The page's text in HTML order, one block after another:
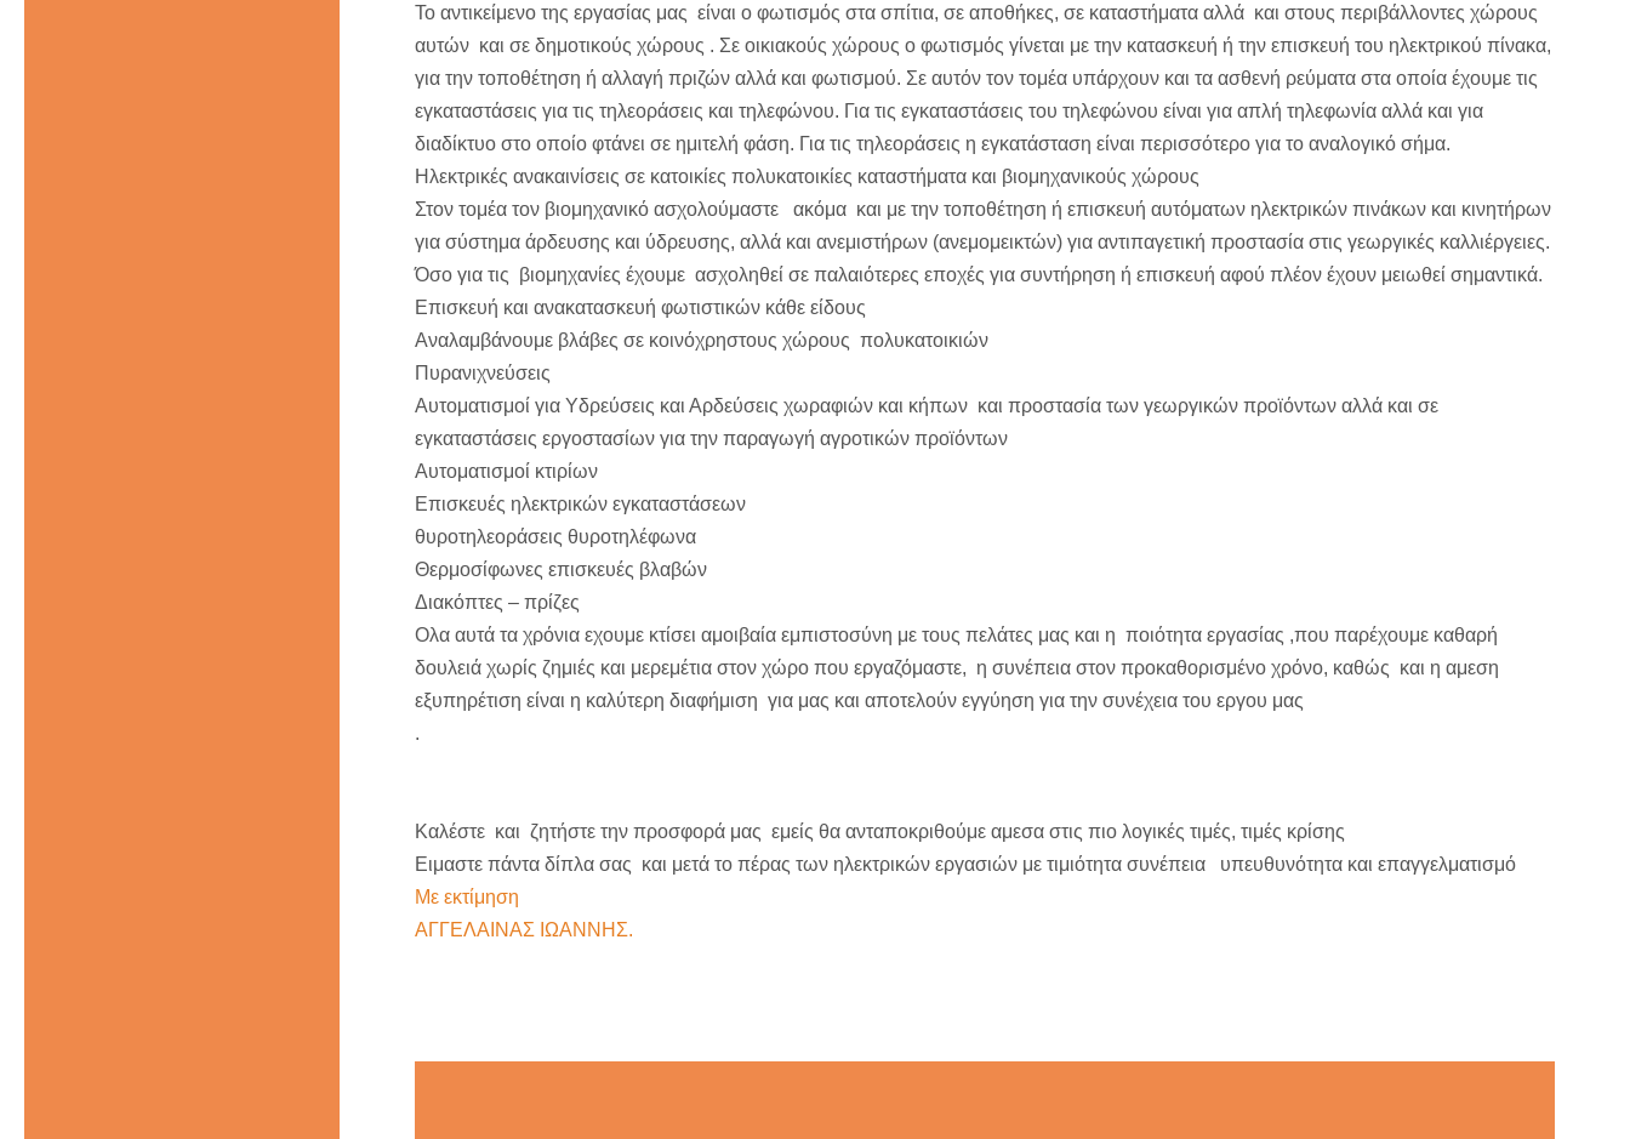
Το αντικείμενο της εργασίας μας είναι ο φωτισμός στα σπίτια, σε αποθήκες, σε καταστήματα αλλά και στους περιβάλλοντες χώρους
αυτών και σε δημοτικούς χώρους . Σε οικιακούς χώρους ο φωτισμός γίνεται με την κατασκευή ή την επισκευή του ηλεκτρικού πίνακα,
για την τοποθέτηση ή αλλαγή πριζών αλλά και φωτισμού. Σε αυτόν τον τομέα υπάρχουν και τα ασθενή ρεύματα στα οποία έχουμε τις
εγκαταστάσεις για τις τηλεοράσεις και τηλεφώνου. Για τις εγκαταστάσεις του τηλεφώνου είναι για απλή τηλεφωνία αλλά και για
διαδίκτυο στο οποίο φτάνει σε ημιτελή φάση. Για τις τηλεοράσεις η εγκατάσταση είναι περισσότερο για το αναλογικό σήμα.
Ηλεκτρικές ανακαινίσεις σε κατοικίες πολυκατοικίες καταστήματα και βιομηχανικούς χώρους
Στον τομέα τον βιομηχανικό ασχολούμαστε ακόμα και με την τοποθέτηση ή επισκευή αυτόματων ηλεκτρικών πινάκων και κινητήρων
για σύστημα άρδευσης και ύδρευσης, αλλά και ανεμιστήρων (ανεμομεικτών) για αντιπαγετική προστασία στις γεωργικές καλλιέργειες.
Όσο για τις βιομηχανίες έχουμε ασχοληθεί σε παλαιότερες εποχές για συντήρηση ή επισκευή αφού πλέον έχουν μειωθεί σημαντικά.
Επισκευή και ανακατασκευή φωτιστικών κάθε είδους
Αναλαμβάνουμε βλάβες σε κοινόχρηστους χώρους πολυκατοικιών
Πυρανιχνεύσεις
Αυτοματισμοί για Υδρεύσεις και Αρδεύσεις χωραφιών και κήπων και προστασία των γεωργικών προϊόντων αλλά και σε
εγκαταστάσεις εργοστασίων για την παραγωγή αγροτικών προϊόντων
Αυτοματισμοί κτιρίων
Επισκευές ηλεκτρικών εγκαταστάσεων
θυροτηλεοράσεις θυροτηλέφωνα
Θερμοσίφωνες επισκευές βλαβών
Διακόπτες – πρίζες
Ολα αυτά τα χρόνια εχουμε κτίσει αμοιβαία εμπιστοσύνη με τους πελάτες μας και η ποιότητα εργασίας ,που παρέχουμε καθαρή
δουλειά χωρίς ζημιές και μερεμέτια στον χώρο που εργαζόμαστε, η συνέπεια στον προκαθορισμένο χρόνο, καθώς και η αμεση
εξυπηρέτιση είναι η καλύτερη διαφήμιση για μας και αποτελούν εγγύηση για την συνέχεια του εργου μας
.
Καλέστε και ζητήστε την προσφορά μας εμείς θα ανταποκριθούμε αμεσα στις πιο λογικές τιμές, τιμές κρίσης
Ειμαστε πάντα δίπλα σας και μετά το πέρας των ηλεκτρικών εργασιών με τιμιότητα συνέπεια υπευθυνότητα και επαγγελματισμό
Με εκτίμηση
ΑΓΓΕΛΑΙΝΑΣ ΙΩΑΝΝΗΣ.